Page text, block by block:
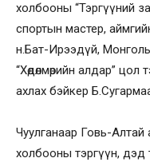
холбооны “Тэргүүний
спортын мастер,
н.Бат-Ирээдүй,
“Хөдөлмөрийн алдар”
ахлах бэйкер
Чуулганаар Говь-
холбооны тэргүүн, дэд